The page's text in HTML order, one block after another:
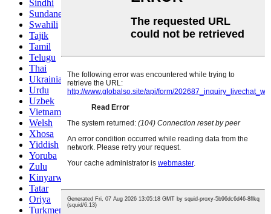
Sindhi
Sundanese
Swahili
Tajik
Tamil
Telugu
Thai
Ukrainian
Urdu
Uzbek
Vietnamese
Welsh
Xhosa
Yiddish
Yoruba
Zulu
Kinyarwanda
Tatar
Oriya
Turkmen